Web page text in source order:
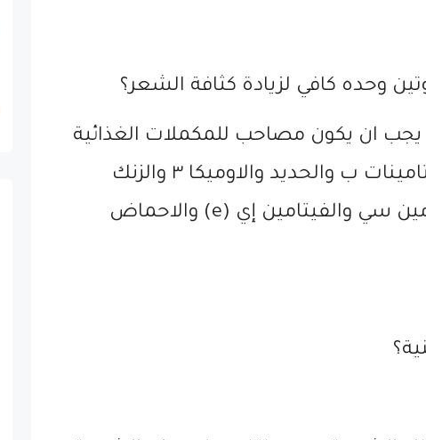
وحده كافي لزيادة كثافة الشعر؟
يجب ان يكون مصاحب للمكملات الغذائية
الاخرى كمجموعة فيتامينات ب والحديد والاوميكا ٣ والزنك
والفيتامين د والفيتامين سي والفيتامين إي (e) والاحماض